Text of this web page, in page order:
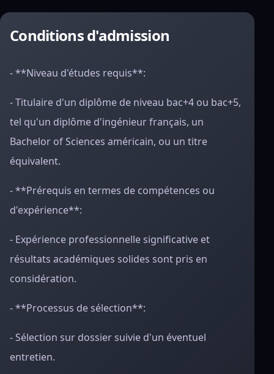
Conditions d'admission
- **Niveau d'études requis**:
- Titulaire d'un diplôme de niveau bac+4 ou bac+5,
tel qu'un diplôme d'ingénieur français, un
Bachelor of Sciences américain, ou un titre
équivalent.
- **Prérequis en termes de compétences ou
d'expérience**:
- Expérience professionnelle significative et
résultats académiques solides sont pris en
considération.
- **Processus de sélection**:
- Sélection sur dossier suivie d'un éventuel
entretien.